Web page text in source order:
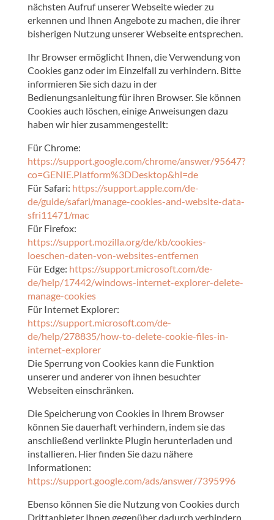
nächsten Aufruf unserer Webseite wieder zu
erkennen und Ihnen Angebote zu machen, die ihrer
bisherigen Nutzung unserer Webseite entsprechen.
Ihr Browser ermöglicht Ihnen, die Verwendung von
Cookies ganz oder im Einzelfall zu verhindern. Bitte
informieren Sie sich dazu in der
Bedienungsanleitung für ihren Browser. Sie können
Cookies auch löschen, einige Anweisungen dazu
haben wir hier zusammengestellt:
Für Chrome:
https://support.google.com/chrome/answer/95647?
co=GENIE.Platform%3DDesktop&hl=de
Für Safari: https://support.apple.com/de-
de/guide/safari/manage-cookies-and-website-data-
sfri11471/mac
Für Firefox:
https://support.mozilla.org/de/kb/cookies-
loeschen-daten-von-websites-entfernen
Für Edge: https://support.microsoft.com/de-
de/help/17442/windows-internet-explorer-delete-
manage-cookies
Für Internet Explorer:
https://support.microsoft.com/de-
de/help/278835/how-to-delete-cookie-files-in-
internet-explorer
Die Sperrung von Cookies kann die Funktion
unserer und anderer von ihnen besuchter
Webseiten einschränken.
Die Speicherung von Cookies in Ihrem Browser
können Sie dauerhaft verhindern, indem sie das
anschließend verlinkte Plugin herunterladen und
installieren. Hier finden Sie dazu nähere
Informationen:
https://support.google.com/ads/answer/7395996
Ebenso können Sie die Nutzung von Cookies durch
Drittanbieter Ihnen gegenüber dadurch verhindern,